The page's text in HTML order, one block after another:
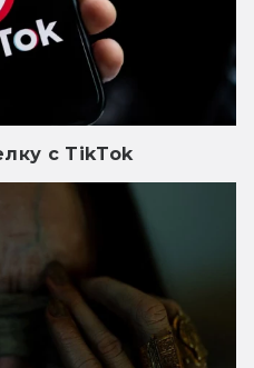
с TikTok